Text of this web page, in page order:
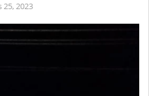
25, 2023